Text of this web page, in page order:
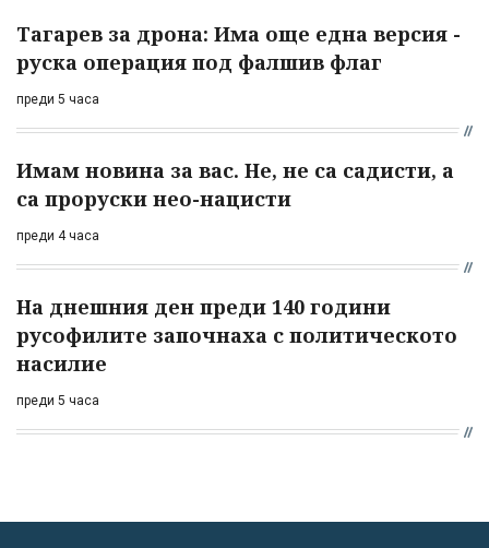
Тагарев за дрона: Има още една версия -
руска операция под фалшив флаг
преди 5 часа
Имам новина за вас. Не, не са садисти, а
са проруски нео-нацисти
преди 4 часа
На днешния ден преди 140 години
русофилите започнаха с политическото
насилие
преди 5 часа